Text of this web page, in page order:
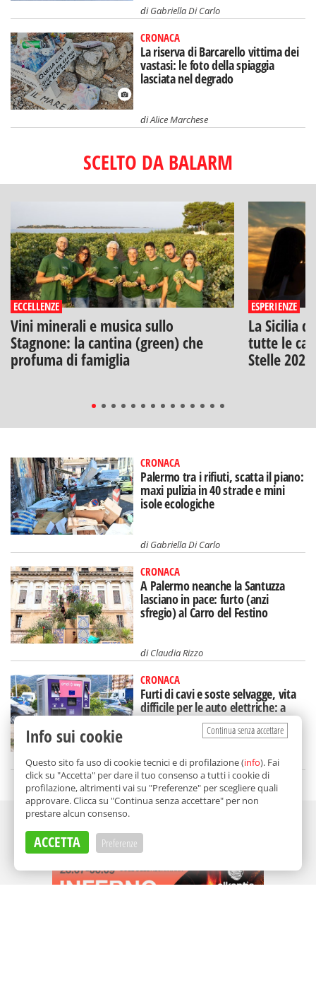
diGabriella Di Carlo
CRONACA
La riserva di Barcarello vittima dei
vastasi: le foto della spiaggia
lasciata nel degrado
diAlice Marchese
SCELTO DA BALARM
ECCELLENZE
Vini minerali e musica sullo
Stagnone: la cantina (green) che
profuma di famiglia
ESPERIENZE
La Sicilia
tutte le
Stelle
CRONACA
Palermo tra i rifiuti, scatta il piano:
maxi pulizia in 40 strade e mini
isole ecologiche
diGabriella Di Carlo
CRONACA
A Palermo neanche la Santuzza
lasciano in pace: furto (anzi
sfregio) al Carro del Festino
diClaudia Rizzo
CRONACA
Furti di cavi e soste selvagge, vita
difficile per le auto elettriche: a
Palermo si corre ai ripari
diGabriella Di Carlo
Continua senza accettare
Info sui cookie
Questo sito fa uso di cookie tecnici e di profilazione (info). Fai
click su "Accetta" per dare il tuo consenso a tutti i cookie di
profilazione, altrimenti vai su "Preferenze" per scegliere quali
approvare. Clicca su "Continua senza accettare" per non
prestare alcun consenso.
ACCETTA Preferenze